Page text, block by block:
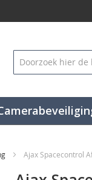
Ajax Spacecontrol